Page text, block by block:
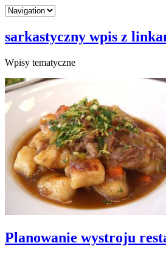
sarkastyczny wpis z
Wpisy tematyczne
Planowanie wystroju